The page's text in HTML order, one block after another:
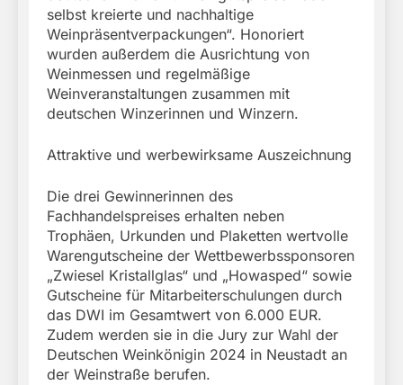
selbst kreierte und nachhaltige
Weinpräsentverpackungen“. Honoriert
wurden außerdem die Ausrichtung von
Weinmessen und regelmäßige
Weinveranstaltungen zusammen mit
deutschen Winzerinnen und Winzern.
Attraktive und werbewirksame Auszeichnung
Die drei Gewinnerinnen des
Fachhandelspreises erhalten neben
Trophäen, Urkunden und Plaketten wertvolle
Warengutscheine der Wettbewerbssponsoren
„Zwiesel Kristallglas“ und „Howasped“ sowie
Gutscheine für Mitarbeiterschulungen durch
das DWI im Gesamtwert von 6.000 EUR.
Zudem werden sie in die Jury zur Wahl der
Deutschen Weinkönigin 2024 in Neustadt an
der Weinstraße berufen.